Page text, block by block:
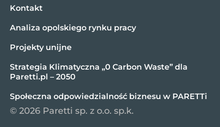
Kontakt
Analiza opolskiego rynku pracy
Projekty unijne
Strategia Klimatyczna „0 Carbon Waste” dla
Paretti.pl – 2050
Społeczna odpowiedzialność biznesu w PARETTi
© 2026 Paretti sp. z o.o. sp.k.